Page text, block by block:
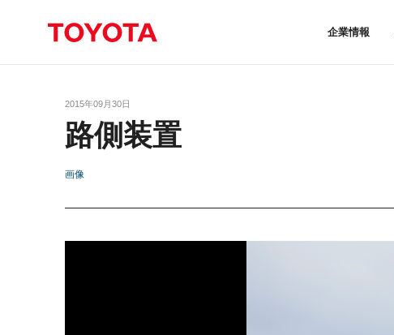
企業情報
2015年09月30日
路側装置
画像